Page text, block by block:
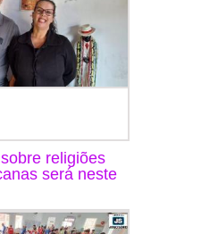
religiões
será neste